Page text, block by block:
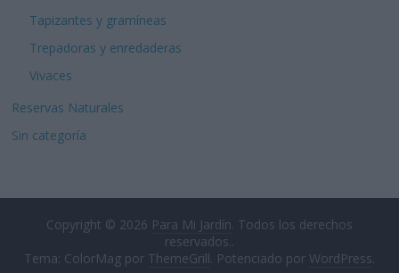
Tapizantes y gramíneas
Trepadoras y enredaderas
Vivaces
Reservas Naturales
Sin categoría
Copyright © 2026 Para Mi Jardín . Todos los derechos
reservados..
Tema: ColorMag por ThemeGrill . Potenciado por WordPress